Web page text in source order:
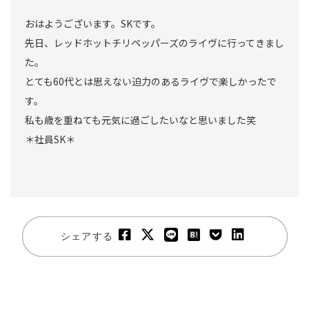
おはようございます。SKです。
先日、レッドホットチリペッパーズのライヴに行ってきまし
た。
とても60代とは思えない迫力のあるライヴで楽しかったで
す。
私も歳を重ねても元気に過ごしたいなと思いました笑
＊社員SK＊
シェアする